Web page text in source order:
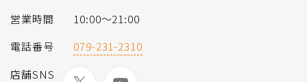
営業時間
10:00〜21:00
電話番号
079-231-2310
店舗SNS